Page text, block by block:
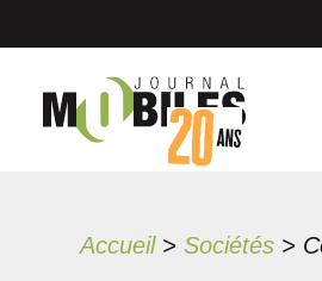
Accueil>Sociétés >